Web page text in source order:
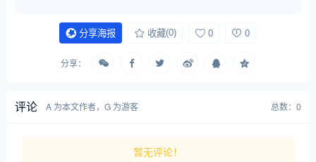
分享海报 收藏(0) 0 0
分享：
评论 A 为本文作者，G 为游客 总数：0
暂无评论！